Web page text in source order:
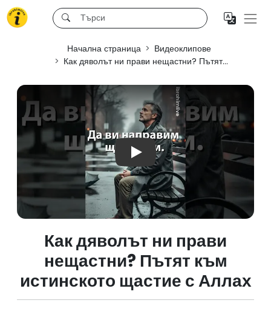
Начална страница
Видеоклипове
Как дяволът ни прави нещастни? Пътят...
Play
Как дяволът ни прави
нещастни? Пътят към
истинското щастие с Аллах